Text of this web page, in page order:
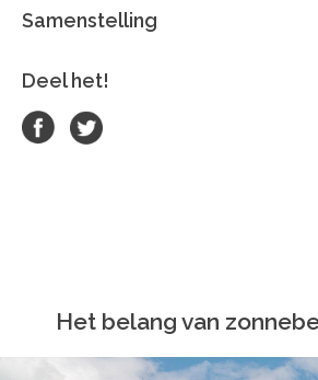
Samenstelling
Deel het!
Het belang van